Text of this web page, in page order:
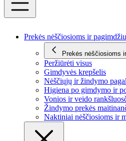
Prekės nėščiosioms ir
Prekės nėščiosioms
Peržiūrėti visus
Gimdyvės krepšelis
Nėščiųjų ir žindymo
Higiena po gimdymo ir
Vonios ir veido
Žindymo prekės
Naktiniai nėščiosioms ir